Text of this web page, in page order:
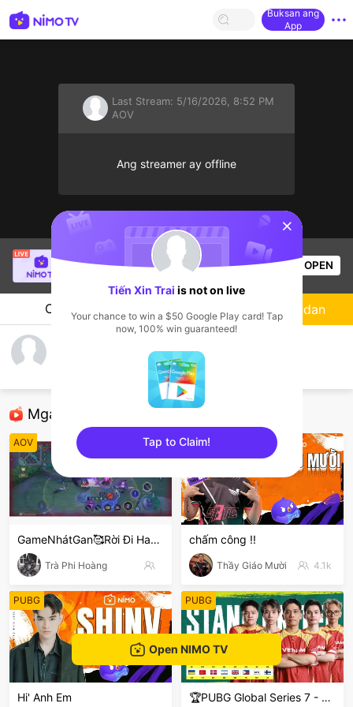
Buksan ang
App
Last Stream: 5/16/2026, 8:52 PM
AOV
Ang streamer ay offline
#Nguoiyeubolo.is live!
Views OPEN
Chat Streamer
Mga Nirerekominda Na Mga Streamer
AOV
GameNhátGan🥰Rời Đi Hay Ở 🥰
Trà Phi Hoàng
League of Legends
chấm công !!
Thầy Giáo Mười 4.1k
PUBG
Hi' Anh Em
PUBG
🏆PUBG Global Series 7 - PGS 7
Sundan
Open NIMO TV
sentinelStart
Tiến Xin Trai is not on live
Your chance to win a $50 Google Play card! Tap
now, 100% win guaranteed!
Tap to Claim!
sentinelEnd